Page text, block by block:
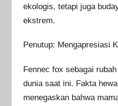
ekologis, tetapi juga
ekstrem.
Penutup: Mengapresiasi
Fennec fox sebagai
dunia saat ini. Fakta
menegaskan bahwa